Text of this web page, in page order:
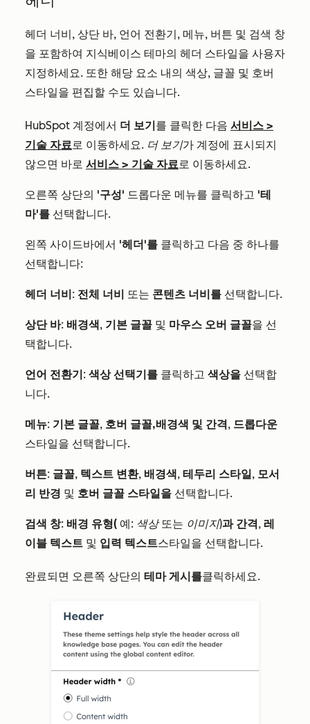
헤더 너비, 상단 바, 언어 전환기, 메뉴, 버튼 및 검색 창
을 포함하여 지식베이스 테마의 헤더 스타일을 사용자
지정하세요. 또한 해당 요소 내의 색상, 글꼴 및 호버
스타일을 편집할 수도 있습니다.
HubSpot 계정에서 더 보기를 클릭한 다음 서비스 >
기술 자료로 이동하세요. 더 보기가 계정에 표시되지
않으면 바로 서비스 > 기술 자료로 이동하세요.
오른쪽 상단의 '구성' 드롭다운 메뉴를 클릭하고 '테
마'를 선택합니다.
왼쪽 사이드바에서 '헤더'를 클릭하고 다음 중 하나를
선택합니다:
헤더 너비: 전체 너비 또는 콘텐츠 너비를 선택합니다.
상단 바: 배경색, 기본 글꼴 및 마우스 오버 글꼴을 선
택합니다.
언어 전환기: 색상 선택기를 클릭하고 색상을 선택합
니다.
메뉴: 기본 글꼴, 호버 글꼴,배경색 및 간격, 드롭다운
스타일을 선택합니다.
버튼: 글꼴, 텍스트 변환, 배경색, 테두리 스타일, 모서
리 반경 및 호버 글꼴 스타일을 선택합니다.
검색 창: 배경 유형( 예: 색상또는 이미지)과간격, 레
이블 텍스트 및 입력 텍스트스타일을 선택합니다.
완료되면 오른쪽 상단의 테마 게시를클릭하세요.